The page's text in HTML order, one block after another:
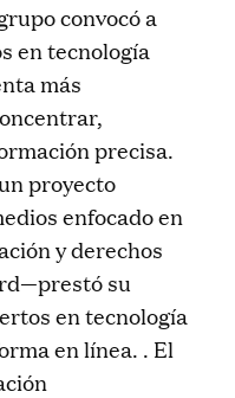
convocó a
en tecnología
más
precisa.
proyecto
enfocado en
y derechos
su
en tecnología
en línea. . El